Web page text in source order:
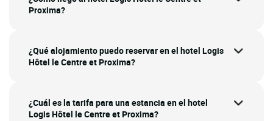
Proxima?
¿Qué alojamiento puedo reservar en el hotel Logis
Hôtel le Centre et Proxima?
¿Cuál es la tarifa para una estancia en el hotel
Logis Hôtel le Centre et Proxima?